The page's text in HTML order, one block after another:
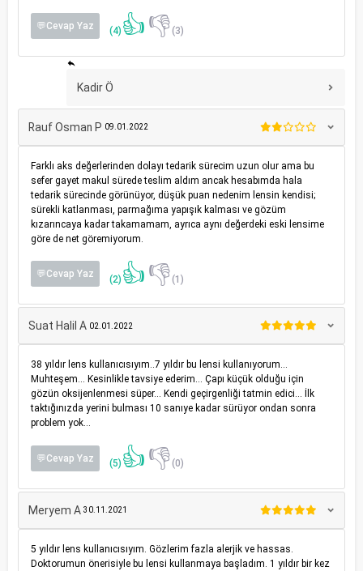
💬Cevap Yaz (4) 👍👎(3)
Kadir Ö
Rauf Osman P 09.01.2022
Farklı aks değerlerinden dolayı tedarik sürecim uzun olur ama bu
sefer gayet makul sürede teslim aldım ancak hesabımda hala
tedarik sürecinde görünüyor, düşük puan nedenim lensin kendisi;
sürekli katlanması, parmağıma yapışık kalması ve gözüm
kızarıncaya kadar takamamam, ayrıca aynı değerdeki eski lensime
göre de net göremiyorum.
💬Cevap Yaz (2) 👍👎(1)
Suat Halil A 02.01.2022
38 yıldır lens kullanıcısıyım..7 yıldır bu lensi kullanıyorum…
Muhteşem… Kesinlikle tavsiye ederim… Çapı küçük olduğu için
gözün oksijenlenmesi süper… Kendi geçirgenliği tatmin edici… İlk
taktığınızda yerini bulması 10 sanıye kadar sürüyor ondan sonra
problem yok…
💬Cevap Yaz (5) 👍👎(0)
Meryem A 30.11.2021
5 yıldır lens kullanıcısıyım. Gözlerim fazla alerjik ve hassas.
Doktorumun önerisiyle bu lensi kullanmaya başladım. 1 yıldır bir kez